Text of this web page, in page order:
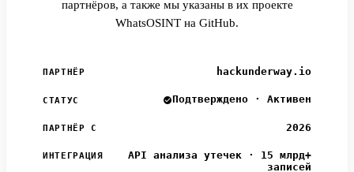
партнёров, а также мы указаны в их проекте
WhatsOSINT на GitHub.
ПАРТНЁР hackunderway.io
СТАТУС Подтверждено · Активен
ПАРТНЁР С 2026
ИНТЕГРАЦИЯ
API анализа утечек · 15 млрд+
записей